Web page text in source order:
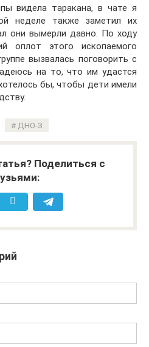
видела таракана, в чате я
неделе также заметил их
они вымерли давно. По ходу
оплот этого ископаемого
вызвалась поговорить с
на то, что им удастся
бы, чтобы дети имели
ДНО-3
Поделиться с